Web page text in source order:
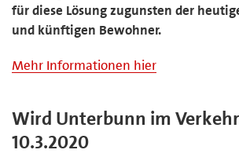
für diese Lösung zugunsten der
und künftigen Bewohner.
Mehr Informationen hier
Wird Unterbunn im
10.3.2020